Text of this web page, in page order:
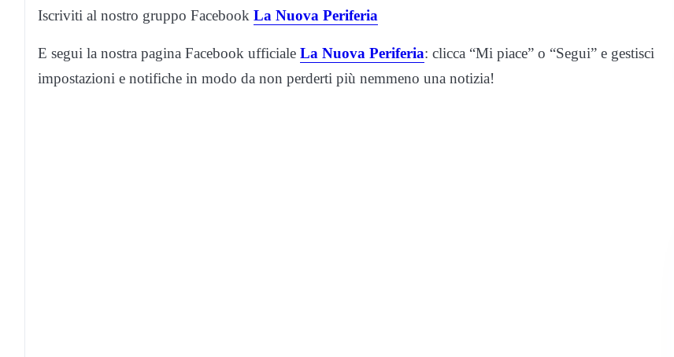
Iscriviti al nostro gruppo Facebook La Nuova Periferia
E segui la nostra pagina Facebook ufficiale La Nuova Periferia: clicca “Mi piace” o “Segui” e gestisci
impostazioni e notifiche in modo da non perderti più nemmeno una notizia!